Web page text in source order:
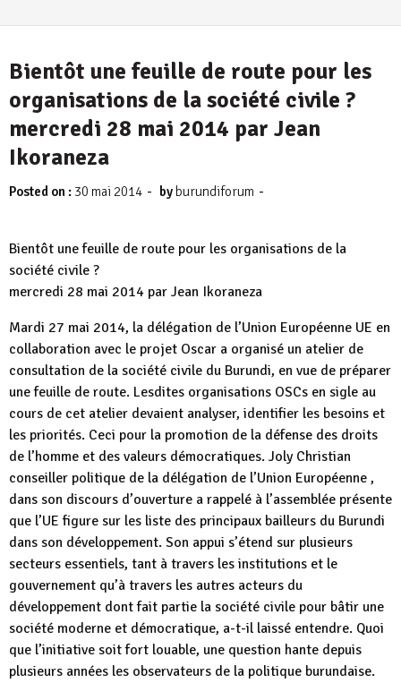
Bientôt une feuille de route pour les
organisations de la société civile ?
mercredi 28 mai 2014 par Jean
Ikoraneza
Posted on : 30 mai 2014 - by burundiforum -
Bientôt une feuille de route pour les organisations de la
société civile ?
mercredi 28 mai 2014 par Jean Ikoraneza
Mardi 27 mai 2014, la délégation de l’Union Européenne UE en
collaboration avec le projet Oscar a organisé un atelier de
consultation de la société civile du Burundi, en vue de préparer
une feuille de route. Lesdites organisations OSCs en sigle au
cours de cet atelier devaient analyser, identifier les besoins et
les priorités. Ceci pour la promotion de la défense des droits
de l’homme et des valeurs démocratiques. Joly Christian
conseiller politique de la délégation de l’Union Européenne ,
dans son discours d’ouverture a rappelé à l’assemblée présente
que l’UE figure sur les liste des principaux bailleurs du Burundi
dans son développement. Son appui s’étend sur plusieurs
secteurs essentiels, tant à travers les institutions et le
gouvernement qu’à travers les autres acteurs du
développement dont fait partie la société civile pour bâtir une
société moderne et démocratique, a-t-il laissé entendre. Quoi
que l’initiative soit fort louable, une question hante depuis
plusieurs années les observateurs de la politique burundaise.